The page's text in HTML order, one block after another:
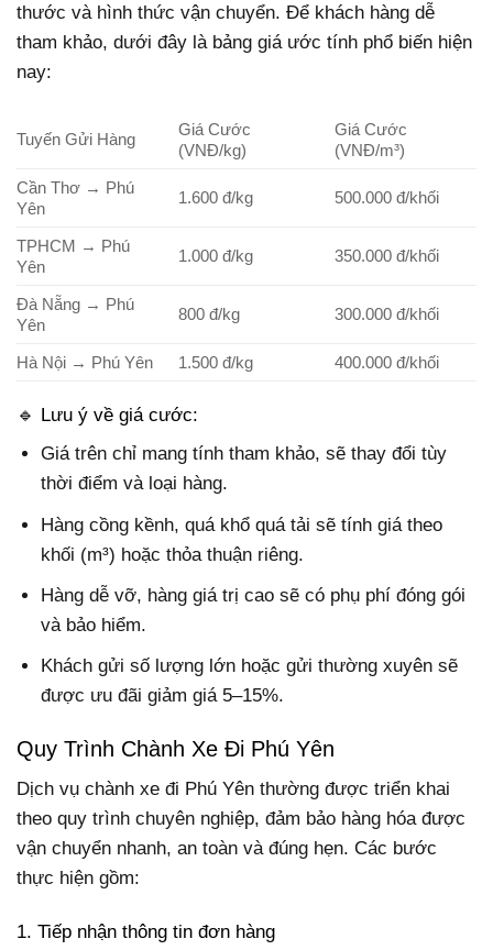
thước và hình thức vận chuyển. Để khách hàng dễ
tham khảo, dưới đây là bảng giá ước tính phổ biến hiện
nay:
Tuyến Gửi Hàng
Giá Cước
(VNĐ/kg)
Giá Cước
(VNĐ/m³)
Cần Thơ → Phú
Yên
1.600 đ/kg 500.000 đ/khối
TPHCM → Phú
Yên
1.000 đ/kg 350.000 đ/khối
Đà Nẵng → Phú
Yên
800 đ/kg 300.000 đ/khối
Hà Nội → Phú Yên 1.500 đ/kg 400.000 đ/khối
🔹 Lưu ý về giá cước:
Giá trên chỉ mang tính tham khảo, sẽ thay đổi tùy
thời điểm và loại hàng.
Hàng cồng kềnh, quá khổ quá tải sẽ tính giá theo
khối (m³) hoặc thỏa thuận riêng.
Hàng dễ vỡ, hàng giá trị cao sẽ có phụ phí đóng gói
và bảo hiểm.
Khách gửi số lượng lớn hoặc gửi thường xuyên sẽ
được ưu đãi giảm giá 5–15%.
Quy Trình Chành Xe Đi Phú Yên
Dịch vụ chành xe đi Phú Yên thường được triển khai
theo quy trình chuyên nghiệp, đảm bảo hàng hóa được
vận chuyển nhanh, an toàn và đúng hẹn. Các bước
thực hiện gồm:
1. Tiếp nhận thông tin đơn hàng